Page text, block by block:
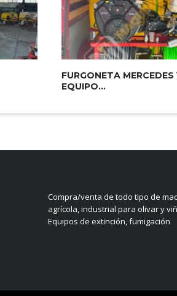
FURGONETA
EQUIPO...
Compra/venta de todo tipo de
agrícola, industrial para olivar y
Equipos de extinción, fumigación